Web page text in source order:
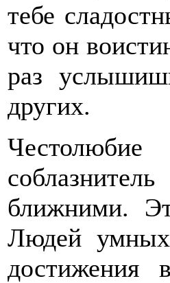
тебе
что он
раз
других.
ближними.
Людей